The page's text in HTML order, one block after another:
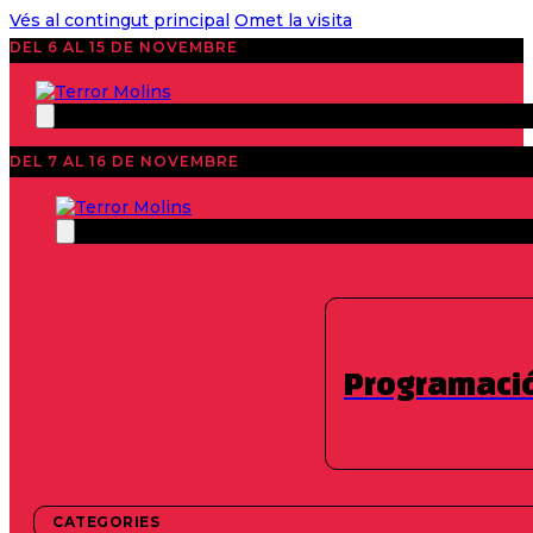
Vés al contingut principal Omet la visita
DEL 6 AL 15 DE NOVEMBRE
DEL 7 AL 16 DE NOVEMBRE
CATEGORIES